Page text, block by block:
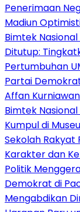
Penerimaan
Madiun
Bimtek
Ditutup:
Pertumbuhan
Partai
Affan Kurniawan
Bimtek
Kumpul di
Sekolah Rakyat
Karakter dan
Politik
Demokrat di
Mengabdikan